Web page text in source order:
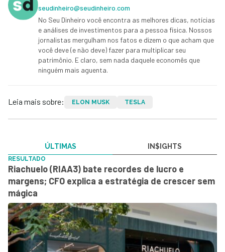
seudinheiro@seudinheiro.com
No Seu Dinheiro você encontra as melhores dicas, notícias
e análises de investimentos para a pessoa física. Nossos
jornalistas mergulham nos fatos e dizem o que acham que
você deve (e não deve) fazer para multiplicar seu
patrimônio. E claro, sem nada daquele economês que
ninguém mais aguenta.
Leia mais sobre: ELON MUSK TESLA
ÚLTIMAS IN$IGHTS
RESULTADO
Riachuelo (RIAA3) bate recordes de lucro e
margens; CFO explica a estratégia de crescer sem
mágica